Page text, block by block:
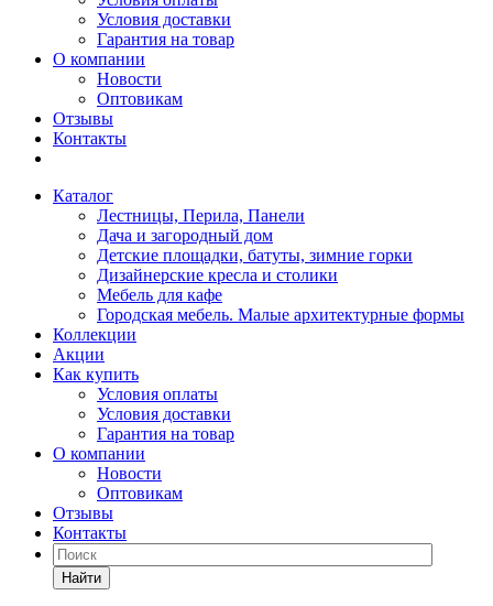
Условия доставки
Гарантия на товар
О компании
Новости
Оптовикам
Отзывы
Контакты
Каталог
Лестницы, Перила, Панели
Дача и загородный дом
Детские площадки, батуты, зимние горки
Дизайнерские кресла и столики
Мебель для кафе
Городская мебель. Малые архитектурные формы
Коллекции
Акции
Как купить
Условия оплаты
Условия доставки
Гарантия на товар
О компании
Новости
Оптовикам
Отзывы
Контакты
Найти